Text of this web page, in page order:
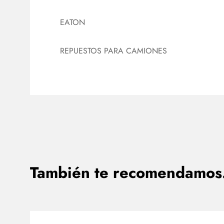
EATON
REPUESTOS PARA CAMIONES
También te